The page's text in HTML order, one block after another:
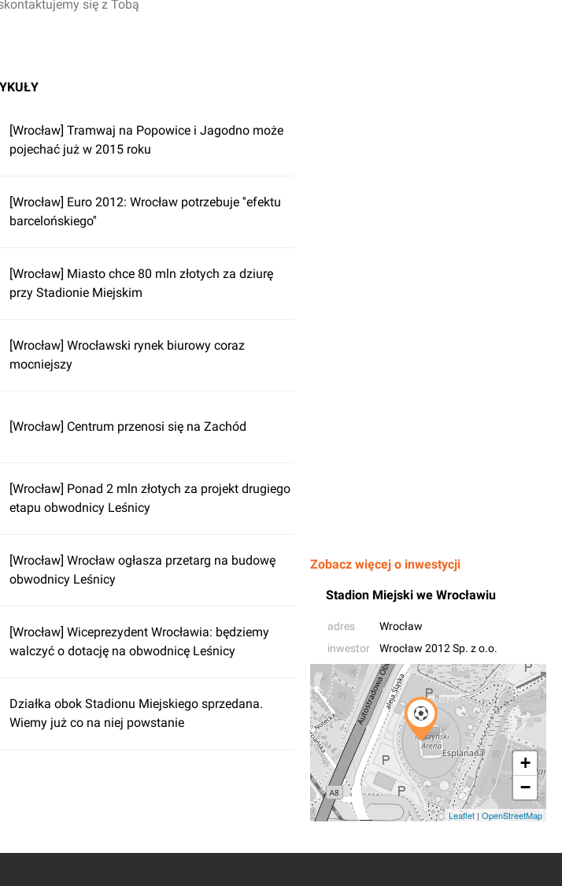
się z Tobą
[Wrocław] Tramwaj na Popowice i Jagodno może
pojechać już w 2015 roku
[Wrocław] Euro 2012: Wrocław potrzebuje ''efektu
barcelońskiego''
[Wrocław] Miasto chce 80 mln złotych za dziurę
przy Stadionie Miejskim
[Wrocław] Wrocławski rynek biurowy coraz
mocniejszy
[Wrocław] Centrum przenosi się na Zachód
[Wrocław] Ponad 2 mln złotych za projekt drugiego
etapu obwodnicy Leśnicy
[Wrocław] Wrocław ogłasza przetarg na budowę
obwodnicy Leśnicy
[Wrocław] Wiceprezydent Wrocławia: będziemy
walczyć o dotację na obwodnicę Leśnicy
Działka obok Stadionu Miejskiego sprzedana.
Wiemy już co na niej powstanie
Zobacz więcej o inwestycji
Stadion Miejski we Wrocławiu
adres
Wrocław
inwestor
Wrocław 2012 Sp. z o.o.
+
−
Leaflet | OpenStreetMap